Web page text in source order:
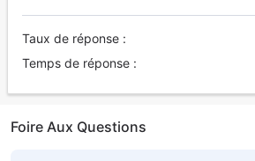
Taux de réponse :
Temps de réponse :
Foire Aux Questions